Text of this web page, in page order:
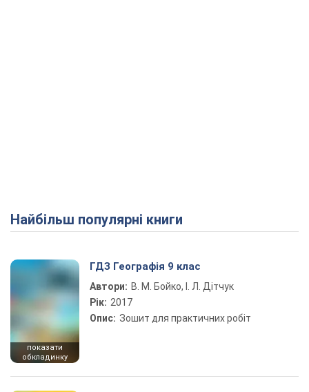
Найбільш популярні книги
показати
обкладинку
ГДЗ Географія 9 клас
Автори: В. М. Бойко, І. Л. Дітчук
Рік: 2017
Опис: Зошит для практичних робіт